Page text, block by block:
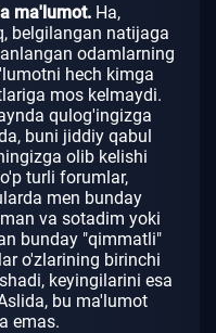
ma'lumot. Ha,
belgilangan natijaga
odamlarning
hech kimga
mos kelmaydi.
qulog'ingizga
buni jiddiy qabul
olib kelishi
turli forumlar,
men bunday
va sotadim yoki
bunday "qimmatli"
o'zlarining birinchi
keyingilarini esa
bu ma'lumot
emas.